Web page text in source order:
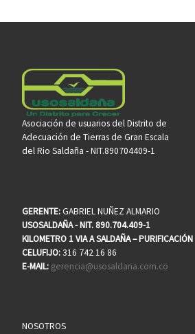
Asociación de usuarios del Distrito de
Adecuación de Tierras de Gran Escala
del Rio Saldaña - NIT.890704409-1
GERENTE:GABRIEL NUÑEZ ALMARIO
USOSALDAÑA - NIT. 890.704.409-1
KILOMETRO 1 VIA A SALDAÑA – PURIFICACIÓN
CELUFIJO:316 742 16 86
E-MAIL: gerencia@usosaldana.com.co
NOSOTROS